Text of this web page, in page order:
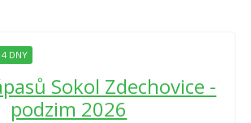
4 DNY
Sokol Zdechovice -
podzim 2026